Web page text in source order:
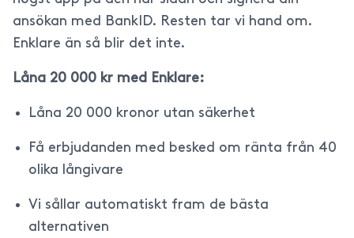
ansökan med BankID. Resten tar vi hand om.
Enklare än så blir det inte.
Låna 20 000 kr med Enklare:
Låna 20 000 kronor utan säkerhet
Få erbjudanden med besked om ränta från 40
olika långivare
Vi sållar automatiskt fram de bästa
alternativen